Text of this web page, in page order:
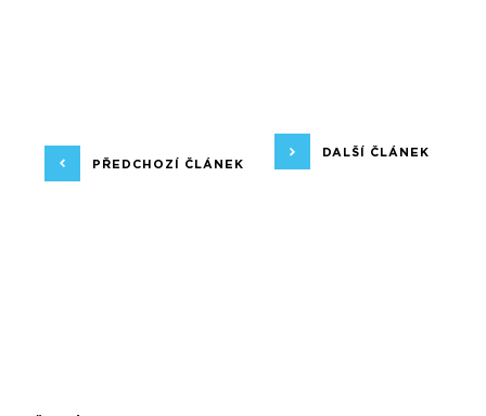
PŘEDCHOZÍ ČLÁNEK
DALŠÍ ČLÁNEK